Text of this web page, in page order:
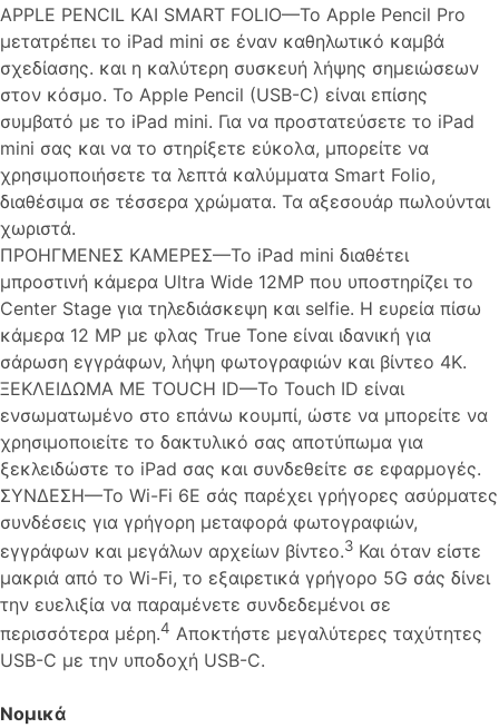
APPLE PENCIL ΚΑΙ SMART FOLIO—Το Apple Pencil Pro
μετατρέπει το iPad mini σε έναν καθηλωτικό καμβά
σχεδίασης. και η καλύτερη συσκευή λήψης σημειώσεων
στον κόσμο. Το Apple Pencil (USB-C) είναι επίσης
συμβατό με το iPad mini. Για να προστατεύσετε το iPad
mini σας και να το στηρίξετε εύκολα, μπορείτε να
χρησιμοποιήσετε τα λεπτά καλύμματα Smart Folio,
διαθέσιμα σε τέσσερα χρώματα. Τα αξεσουάρ πωλούνται
χωριστά.
ΠΡΟΗΓΜΕΝΕΣ ΚΑΜΕΡΕΣ—Το iPad mini διαθέτει
μπροστινή κάμερα Ultra Wide 12MP που υποστηρίζει το
Center Stage για τηλεδιάσκεψη και selfie. Η ευρεία πίσω
κάμερα 12 MP με φλας True Tone είναι ιδανική για
σάρωση εγγράφων, λήψη φωτογραφιών και βίντεο 4K.
ΞΕΚΛΕΙΔΩΜΑ ΜΕ TOUCH ID—Το Touch ID είναι
ενσωματωμένο στο επάνω κουμπί, ώστε να μπορείτε να
χρησιμοποιείτε το δακτυλικό σας αποτύπωμα για
ξεκλειδώστε το iPad σας και συνδεθείτε σε εφαρμογές.
ΣΥΝΔΕΣΗ—Το Wi-Fi 6E σάς παρέχει γρήγορες ασύρματες
συνδέσεις για γρήγορη μεταφορά φωτογραφιών,
εγγράφων και μεγάλων αρχείων βίντεο.3 Και όταν είστε
μακριά από το Wi-Fi, το εξαιρετικά γρήγορο 5G σάς δίνει
την ευελιξία να παραμένετε συνδεδεμένοι σε
περισσότερα μέρη.4 Αποκτήστε μεγαλύτερες ταχύτητες
USB-C με την υποδοχή USB-C.
Νομικά